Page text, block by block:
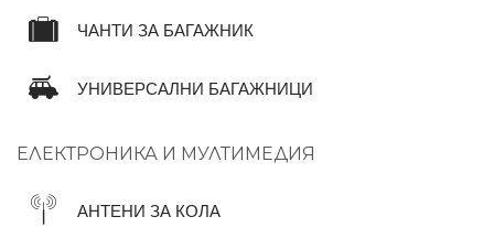
ЧАНТИ ЗА БАГАЖНИК
УНИВЕРСАЛНИ БАГАЖНИЦИ
ЕЛЕКТРОНИКА И МУЛТИМЕДИЯ
АНТЕНИ ЗА КОЛА